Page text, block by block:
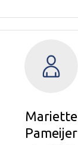
Mariette
Pameijer